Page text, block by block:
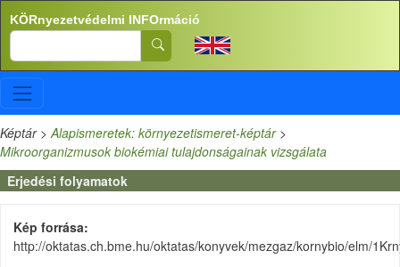
Ugrás a tartalomra
KÖRnyezetvédelmi INFOrmáció
Search
Képtár>Alapismeretek: környezetismeret-képtár>
Mikroorganizmusok biokémiai tulajdonságainak vizsgálata
Erjedési folyamatok
Kép forrása
http://oktatas.ch.bme.hu/oktatas/konyvek/mezgaz/kornybio/elm/